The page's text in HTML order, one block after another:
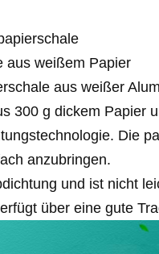
aus weißem Papier
aus weißer
300 g dickem Papier
Die
anzubringen.
und ist nicht
über eine gute